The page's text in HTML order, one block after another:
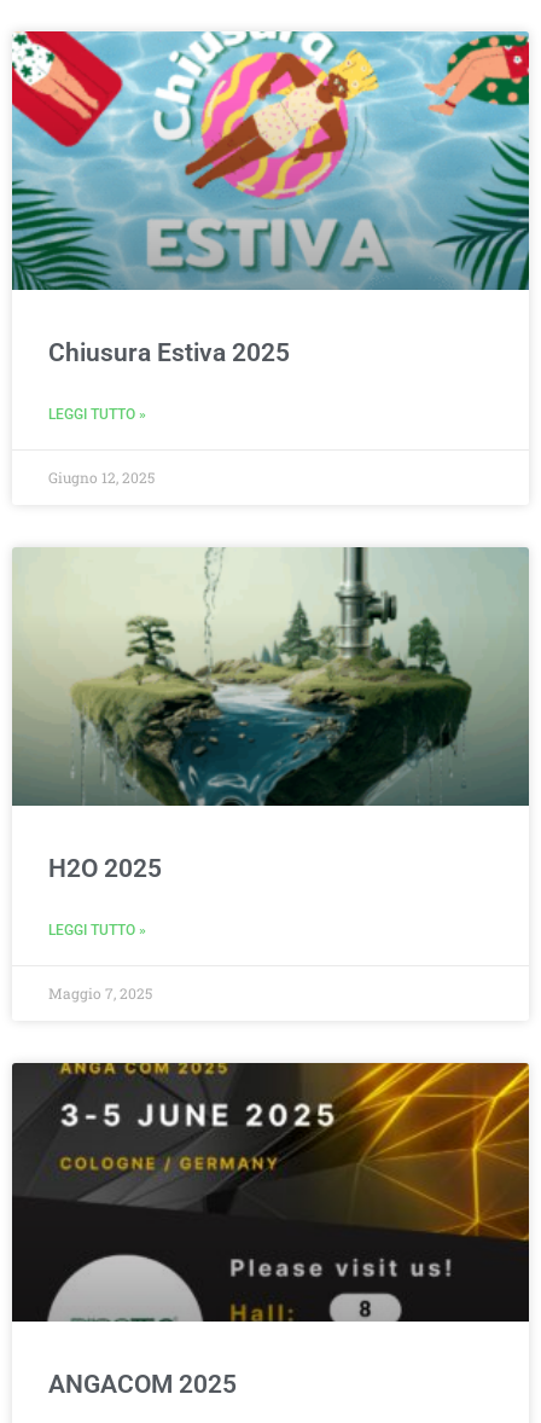
Chiusura Estiva 2025
LEGGI TUTTO »
Giugno 12, 2025
H2O 2025
LEGGI TUTTO »
Maggio 7, 2025
ANGACOM 2025